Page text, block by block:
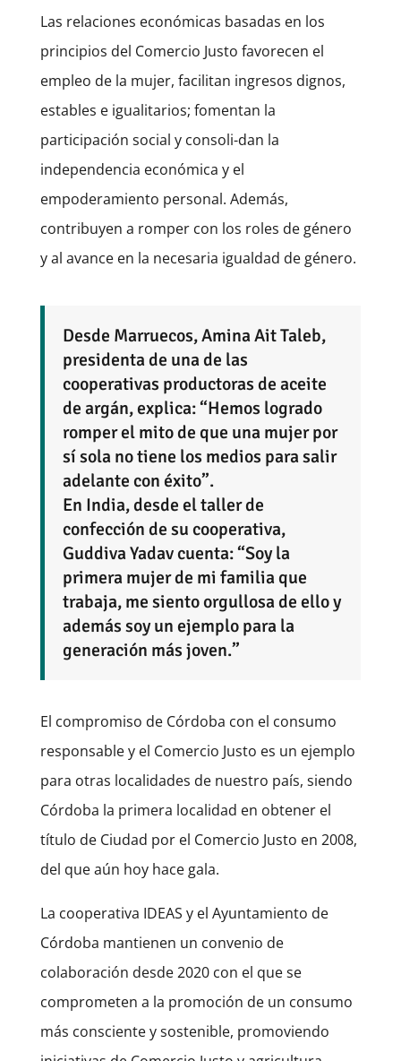
Las relaciones económicas basadas en los
principios del Comercio Justo favorecen el
empleo de la mujer, facilitan ingresos dignos,
estables e igualitarios; fomentan la
participación social y consoli-dan la
independencia económica y el
empoderamiento personal. Además,
contribuyen a romper con los roles de género
y al avance en la necesaria igualdad de género.
Desde Marruecos, Amina Ait Taleb,
presidenta de una de las
cooperativas productoras de aceite
de argán, explica: “Hemos logrado
romper el mito de que una mujer por
sí sola no tiene los medios para salir
adelante con éxito”.
En India, desde el taller de
confección de su cooperativa,
Guddiva Yadav cuenta: “Soy la
primera mujer de mi familia que
trabaja, me siento orgullosa de ello y
además soy un ejemplo para la
generación más joven.”
El compromiso de Córdoba con el consumo
responsable y el Comercio Justo es un ejemplo
para otras localidades de nuestro país, siendo
Córdoba la primera localidad en obtener el
título de Ciudad por el Comercio Justo en 2008,
del que aún hoy hace gala.
La cooperativa IDEAS y el Ayuntamiento de
Córdoba mantienen un convenio de
colaboración desde 2020 con el que se
comprometen a la promoción de un consumo
más consciente y sostenible, promoviendo